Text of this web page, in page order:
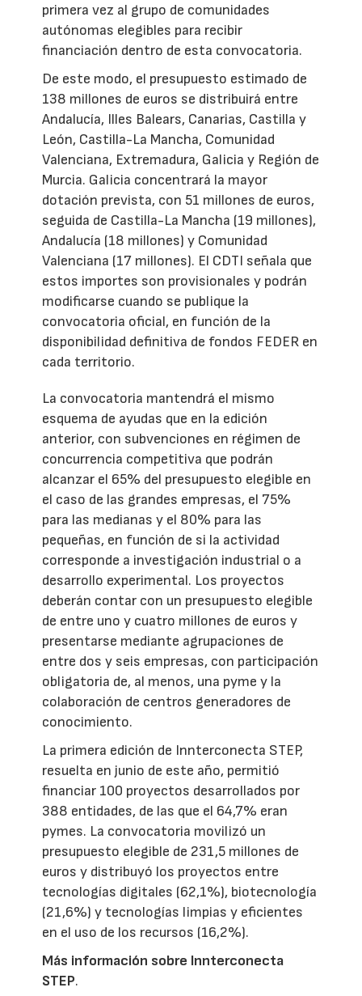
primera vez al grupo de comunidades
autónomas elegibles para recibir
financiación dentro de esta convocatoria.
De este modo, el presupuesto estimado de
138 millones de euros se distribuirá entre
Andalucía, Illes Balears, Canarias, Castilla y
León, Castilla-La Mancha, Comunidad
Valenciana, Extremadura, Galicia y Región de
Murcia. Galicia concentrará la mayor
dotación prevista, con 51 millones de euros,
seguida de Castilla-La Mancha (19 millones),
Andalucía (18 millones) y Comunidad
Valenciana (17 millones). El CDTI señala que
estos importes son provisionales y podrán
modificarse cuando se publique la
convocatoria oficial, en función de la
disponibilidad definitiva de fondos FEDER en
cada territorio.
La convocatoria mantendrá el mismo
esquema de ayudas que en la edición
anterior, con subvenciones en régimen de
concurrencia competitiva que podrán
alcanzar el 65% del presupuesto elegible en
el caso de las grandes empresas, el 75%
para las medianas y el 80% para las
pequeñas, en función de si la actividad
corresponde a investigación industrial o a
desarrollo experimental. Los proyectos
deberán contar con un presupuesto elegible
de entre uno y cuatro millones de euros y
presentarse mediante agrupaciones de
entre dos y seis empresas, con participación
obligatoria de, al menos, una pyme y la
colaboración de centros generadores de
conocimiento.
La primera edición de Innterconecta STEP,
resuelta en junio de este año, permitió
financiar 100 proyectos desarrollados por
388 entidades, de las que el 64,7% eran
pymes. La convocatoria movilizó un
presupuesto elegible de 231,5 millones de
euros y distribuyó los proyectos entre
tecnologías digitales (62,1%), biotecnología
(21,6%) y tecnologías limpias y eficientes
en el uso de los recursos (16,2%).
Más información sobre Innterconecta
STEP.